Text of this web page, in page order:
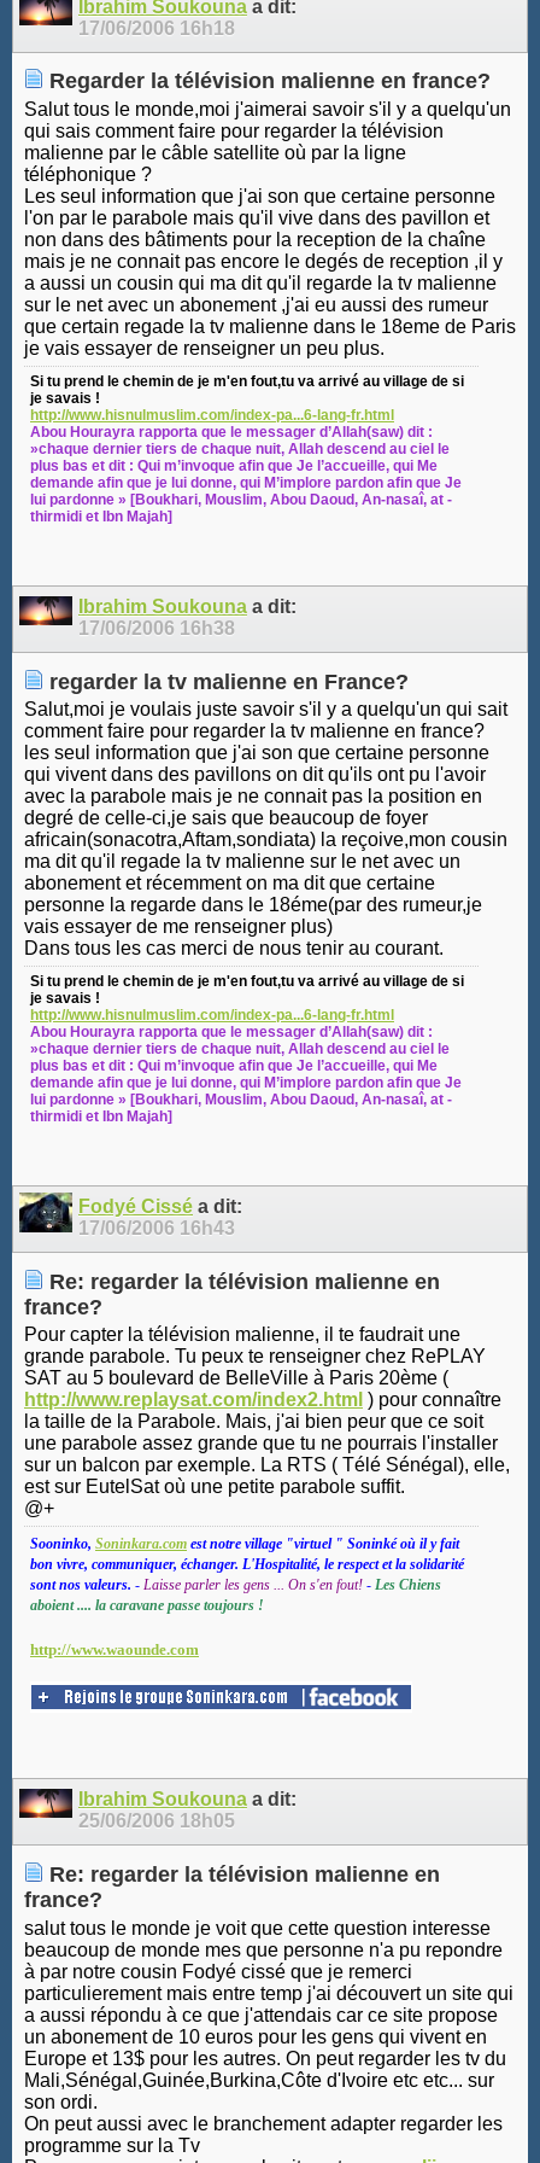
Ibrahim Soukouna a dit:
17/06/2006 16h18
Regarder la télévision malienne en france?
Salut tous le monde,moi j'aimerai savoir s'il y a quelqu'un
qui sais comment faire pour regarder la télévision
malienne par le câble satellite où par la ligne
téléphonique ?
Les seul information que j'ai son que certaine personne
l'on par le parabole mais qu'il vive dans des pavillon et
non dans des bâtiments pour la reception de la chaîne
mais je ne connait pas encore le degés de reception ,il y
a aussi un cousin qui ma dit qu'il regarde la tv malienne
sur le net avec un abonement ,j'ai eu aussi des rumeur
que certain regade la tv malienne dans le 18eme de Paris
je vais essayer de renseigner un peu plus.
Si tu prend le chemin de je m'en fout,tu va arrivé au village de si
je savais !
http://www.hisnulmuslim.com/index-pa...6-lang-fr.html
Abou Hourayra rapporta que le messager d’Allah(saw) dit :
»chaque dernier tiers de chaque nuit, Allah descend au ciel le
plus bas et dit : Qui m’invoque afin que Je l’accueille, qui Me
demande afin que je lui donne, qui M’implore pardon afin que Je
lui pardonne » [Boukhari, Mouslim, Abou Daoud, An-nasaî, at -
thirmidi et Ibn Majah]
Ibrahim Soukouna a dit:
17/06/2006 16h38
regarder la tv malienne en France?
Salut,moi je voulais juste savoir s'il y a quelqu'un qui sait
comment faire pour regarder la tv malienne en france?
les seul information que j'ai son que certaine personne
qui vivent dans des pavillons on dit qu'ils ont pu l'avoir
avec la parabole mais je ne connait pas la position en
degré de celle-ci,je sais que beaucoup de foyer
africain(sonacotra,Aftam,sondiata) la reçoive,mon cousin
ma dit qu'il regade la tv malienne sur le net avec un
abonement et récemment on ma dit que certaine
personne la regarde dans le 18éme(par des rumeur,je
vais essayer de me renseigner plus)
Dans tous les cas merci de nous tenir au courant.
Si tu prend le chemin de je m'en fout,tu va arrivé au village de si
je savais !
http://www.hisnulmuslim.com/index-pa...6-lang-fr.html
Abou Hourayra rapporta que le messager d’Allah(saw) dit :
»chaque dernier tiers de chaque nuit, Allah descend au ciel le
plus bas et dit : Qui m’invoque afin que Je l’accueille, qui Me
demande afin que je lui donne, qui M’implore pardon afin que Je
lui pardonne » [Boukhari, Mouslim, Abou Daoud, An-nasaî, at -
thirmidi et Ibn Majah]
Fodyé Cissé a dit:
17/06/2006 16h43
Re: regarder la télévision malienne en
france?
Pour capter la télévision malienne, il te faudrait une
grande parabole. Tu peux te renseigner chez RePLAY
SAT au 5 boulevard de BelleVille à Paris 20ème (
http://www.replaysat.com/index2.html ) pour connaître
la taille de la Parabole. Mais, j'ai bien peur que ce soit
une parabole assez grande que tu ne pourrais l'installer
sur un balcon par exemple. La RTS ( Télé Sénégal), elle,
est sur EutelSat où une petite parabole suffit.
@+
Sooninko, Soninkara.com est notre village "virtuel " Soninké où il y fait
bon vivre, communiquer, échanger. L'Hospitalité, le respect et la solidarité
sont nos valeurs. - Laisse parler les gens ... On s'en fout! - Les Chiens
aboient .... la caravane passe toujours !
http://www.waounde.com
Ibrahim Soukouna a dit:
25/06/2006 18h05
Re: regarder la télévision malienne en
france?
salut tous le monde je voit que cette question interesse
beaucoup de monde mes que personne n'a pu repondre
à par notre cousin Fodyé cissé que je remerci
particulierement mais entre temp j'ai découvert un site qui
a aussi répondu à ce que j'attendais car ce site propose
un abonement de 10 euros pour les gens qui vivent en
Europe et 13$ pour les autres. On peut regarder les tv du
Mali,Sénégal,Guinée,Burkina,Côte d'Ivoire etc etc... sur
son ordi.
On peut aussi avec le branchement adapter regarder les
programme sur la Tv